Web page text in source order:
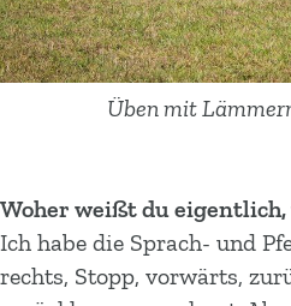
Üben mit
Woher weißt du
Ich habe die Sprach- und
rechts, Stopp, vorwärts,